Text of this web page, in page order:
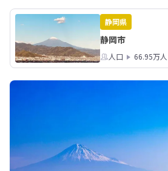
静岡県
静岡市
人口 66.95万人